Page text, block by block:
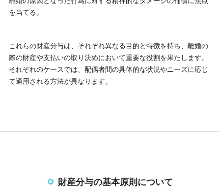
を当てる。
これらの財産分与は、それぞれ異なる目的と特徴を持ち、離婚の
際の財産や支払いの取り決めにおいて重要な役割を果たします。
それぞれのケースでは、配偶者間の具体的な状況やニーズに応じ
て適用される方法が異なります。
財産分与の基本原則について